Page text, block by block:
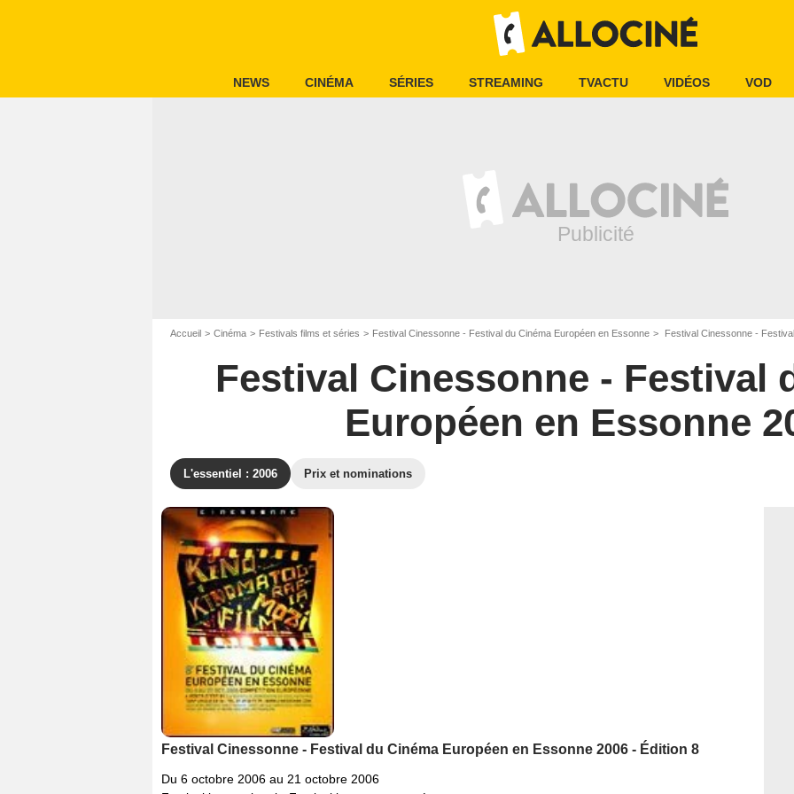
NEWS CINÉMA SÉRIES STREAMING TVACTU VIDÉOS VOD
Accueil Cinéma Festivals films et séries Festival Cinessonne - Festival du Cinéma Européen en Essonne Festival Cinessonne -
Festival Cinessonne - Festival
Européen en Essonne
L'essentiel : 2006 Prix et nominations
Festival Cinessonne - Festival du Cinéma Européen en Essonne 2006 - Édition 8
Du 6 octobre 2006 au 21 octobre 2006